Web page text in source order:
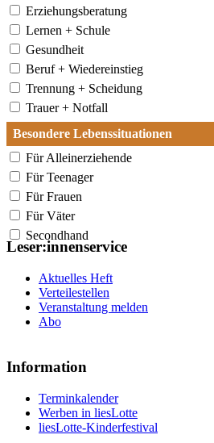
Erziehungsberatung
Lernen + Schule
Gesundheit
Beruf + Wiedereinstieg
Trennung + Scheidung
Trauer + Notfall
Besondere Lebenssituationen
Für Alleinerziehende
Für Teenager
Für Frauen
Für Väter
Secondhand
Leser:innenservice
Aktuelles Heft
Verteilestellen
Veranstaltung melden
Abo
Information
Terminkalender
Werben in liesLotte
liesLotte-Kinderfestival